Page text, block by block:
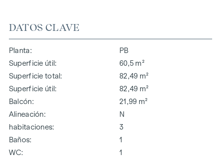
DATOS CLAVE
Planta
PB
Superficie útil
60,5 m²
Superficie total
82,49 m²
Superficie útil
82,49 m²
Balcón
21,99 m²
Alineación
N
habitaciones
3
Baños
1
WC
1